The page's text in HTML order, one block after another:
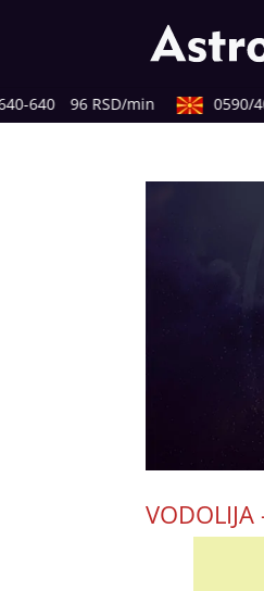
640 96 RSD/min 0590/
VODOLIJA